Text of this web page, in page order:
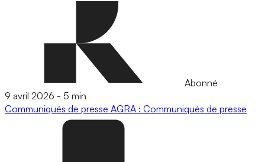
Abonné
9 avril 2026 - 5 min
Communiqués de presse AGRA : Communiqués de presse